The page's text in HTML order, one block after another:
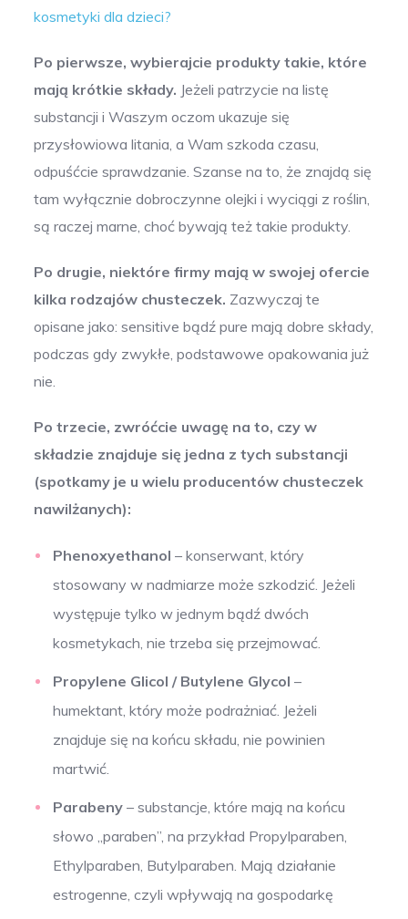
kosmetyki dla dzieci?
Po pierwsze, wybierajcie produkty takie, które
mają krótkie składy. Jeżeli patrzycie na listę
substancji i Waszym oczom ukazuje się
przysłowiowa litania, a Wam szkoda czasu,
odpuśćcie sprawdzanie. Szanse na to, że znajdą się
tam wyłącznie dobroczynne olejki i wyciągi z roślin,
są raczej marne, choć bywają też takie produkty.
Po drugie, niektóre firmy mają w swojej ofercie
kilka rodzajów chusteczek. Zazwyczaj te
opisane jako: sensitive bądź pure mają dobre składy,
podczas gdy zwykłe, podstawowe opakowania już
nie.
Po trzecie, zwróćcie uwagę na to, czy w
składzie znajduje się jedna z tych substancji
(spotkamy je u wielu producentów chusteczek
nawilżanych):
Phenoxyethanol – konserwant, który
stosowany w nadmiarze może szkodzić. Jeżeli
występuje tylko w jednym bądź dwóch
kosmetykach, nie trzeba się przejmować.
Propylene Glicol / Butylene Glycol –
humektant, który może podrażniać. Jeżeli
znajduje się na końcu składu, nie powinien
martwić.
Parabeny – substancje, które mają na końcu
słowo „paraben”, na przykład Propylparaben,
Ethylparaben, Butylparaben. Mają działanie
estrogenne, czyli wpływają na gospodarkę